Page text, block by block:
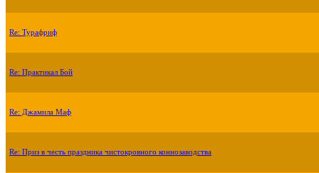
Re: Турафриф
Re: Практикал Бой
Re: Джамила Маф
Re: Приз в честь праздника чистокровного коннозаводства